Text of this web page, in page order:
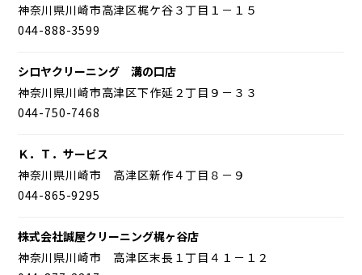
神奈川県川崎市高津区梶ケ谷３丁目１－１５
044-888-3599
シロヤクリーニング 溝の口店
神奈川県川崎市高津区下作延２丁目９－３３
044-750-7468
Ｋ．Ｔ．サービス
神奈川県川崎市 高津区新作４丁目８－９
044-865-9295
株式会社誠屋クリーニング梶ヶ谷店
神奈川県川崎市 高津区末長１丁目４１－１２